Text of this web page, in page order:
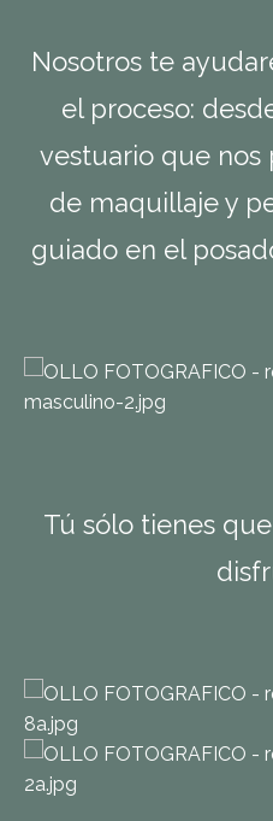
Nosotros te
el proceso:
vestuario que nos
de maquillaje y
guiado en el
Tú sólo tienes